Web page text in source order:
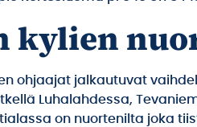
kylien
ohjaajat jalkautuvat
Luhalahdessa,
on nuortenilta joka